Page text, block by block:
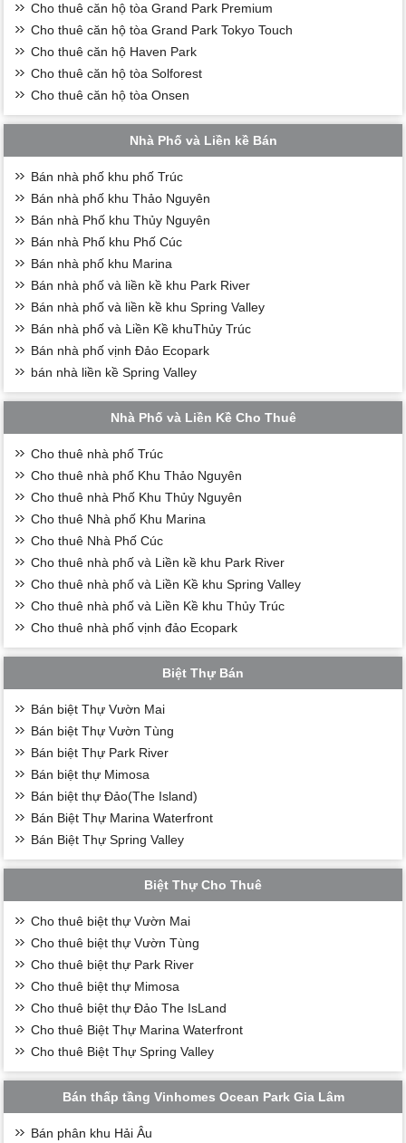
Cho thuê căn hộ tòa Grand Park Premium
Cho thuê căn hộ tòa Grand Park Tokyo Touch
Cho thuê căn hộ Haven Park
Cho thuê căn hộ tòa Solforest
Cho thuê căn hộ tòa Onsen
Nhà Phố và Liền kề Bán
Bán nhà phố khu phố Trúc
Bán nhà phố khu Thảo Nguyên
Bán nhà Phố khu Thủy Nguyên
Bán nhà Phố khu Phố Cúc
Bán nhà phố khu Marina
Bán nhà phố và liền kề khu Park River
Bán nhà phố và liền kề khu Spring Valley
Bán nhà phố và Liền Kề khuThủy Trúc
Bán nhà phố vịnh Đảo Ecopark
bán nhà liền kề Spring Valley
Nhà Phố và Liền Kề Cho Thuê
Cho thuê nhà phố Trúc
Cho thuê nhà phố Khu Thảo Nguyên
Cho thuê nhà Phố Khu Thủy Nguyên
Cho thuê Nhà phố Khu Marina
Cho thuê Nhà Phố Cúc
Cho thuê nhà phố và Liền kề khu Park River
Cho thuê nhà phố và Liền Kề khu Spring Valley
Cho thuê nhà phố và Liền Kề khu Thủy Trúc
Cho thuê nhà phố vịnh đảo Ecopark
Biệt Thự Bán
Bán biệt Thự Vườn Mai
Bán biệt Thự Vườn Tùng
Bán biệt Thự Park River
Bán biệt thự Mimosa
Bán biệt thự Đảo(The Island)
Bán Biệt Thự Marina Waterfront
Bán Biệt Thự Spring Valley
Biệt Thự Cho Thuê
Cho thuê biệt thự Vườn Mai
Cho thuê biệt thự Vườn Tùng
Cho thuê biệt thự Park River
Cho thuê biệt thự Mimosa
Cho thuê biệt thự Đảo The IsLand
Cho thuê Biệt Thự Marina Waterfront
Cho thuê Biệt Thự Spring Valley
Bán thấp tầng Vinhomes Ocean Park Gia Lâm
Bán phân khu Hải Âu